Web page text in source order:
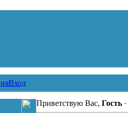
Вход
Приветствую Вас, Гость·